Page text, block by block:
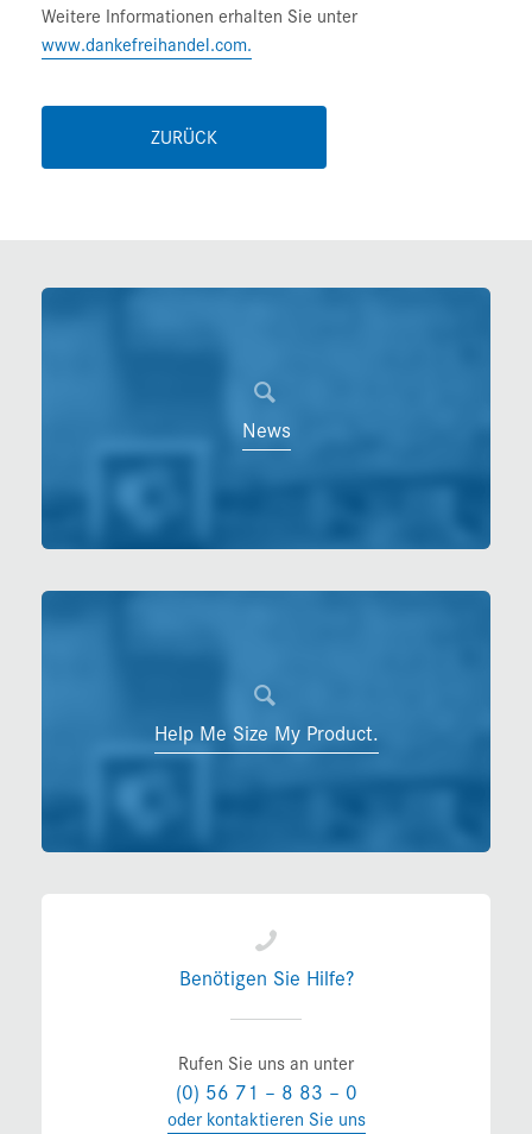
Weitere Informationen erhalten Sie unter
www.dankefreihandel.com.
ZURÜCK
News
Help Me Size My Product.
Benötigen Sie Hilfe?
Rufen Sie uns an unter
(0) 56 71 – 8 83 – 0
oder kontaktieren Sie uns